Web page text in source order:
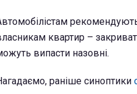
квартир –
випасти назовні.
раніше синоптики